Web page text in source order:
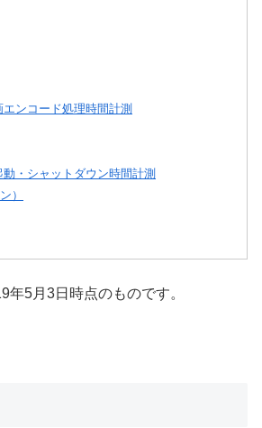
ンコード処理時間計測
・シャットダウン時間計測
）
年5月3日時点のものです。